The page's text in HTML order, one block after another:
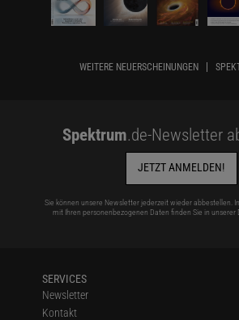
WEITERE NEUERSCHEINUNGEN
Spektrum.de-Newsletter
JETZT ANMELDEN!
Sie können unsere Newsletter jederzeit wieder abbestellen.
mit Ihren personenbezogenen Daten finden Sie in unserer
SERVICES
Newsletter
Kontakt